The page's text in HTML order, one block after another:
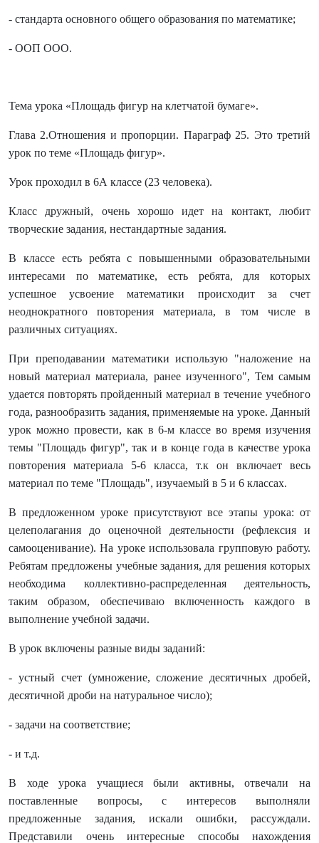
- стандарта основного общего образования по математике;
- ООП ООО.
Тема урока «Площадь фигур на клетчатой бумаге».
Глава 2.Отношения и пропорции. Параграф 25. Это третий
урок по теме «Площадь фигур».
Урок проходил в 6А классе (23 человека).
Класс дружный, очень хорошо идет на контакт, любит
творческие задания, нестандартные задания.
В классе есть ребята с повышенными образовательными
интересами по математике, есть ребята, для которых
успешное усвоение математики происходит за счет
неоднократного повторения материала, в том числе в
различных ситуациях.
При преподавании математики использую "наложение на
новый материал материала, ранее изученного", Тем самым
удается повторять пройденный материал в течение учебного
года, разнообразить задания, применяемые на уроке. Данный
урок можно провести, как в 6-м классе во время изучения
темы "Площадь фигур", так и в конце года в качестве урока
повторения материала 5-6 класса, т.к он включает весь
материал по теме "Площадь", изучаемый в 5 и 6 классах.
В предложенном уроке присутствуют все этапы урока: от
целеполагания до оценочной деятельности (рефлексия и
самооценивание). На уроке использовала групповую работу.
Ребятам предложены учебные задания, для решения которых
необходима коллективно-распределенная деятельность,
таким образом, обеспечиваю включенность каждого в
выполнение учебной задачи.
В урок включены разные виды заданий:
- устный счет (умножение, сложение десятичных дробей,
десятичной дроби на натуральное число);
- задачи на соответствие;
- и т.д.
В ходе урока учащиеся были активны, отвечали на
поставленные вопросы, с интересов выполняли
предложенные задания, искали ошибки, рассуждали.
Представили очень интересные способы нахождения